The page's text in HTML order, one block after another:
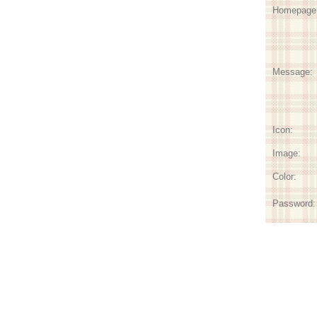
Message:
Icon:
Image:
Color:
Password: